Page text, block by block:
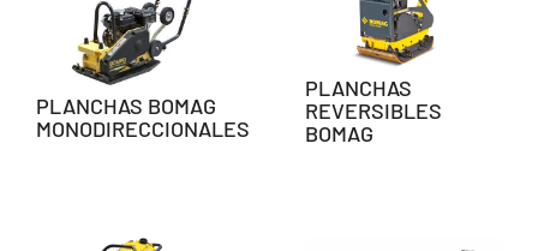
PLANCHAS BOMAG
MONODIRECCIONALES
PLANCHAS
REVERSIBLES
BOMAG